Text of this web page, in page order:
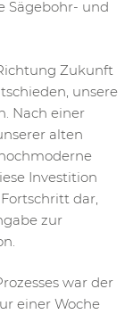
Sägebohr- und
Zukunft
unsere
Nach einer
alten
Investition
dar,
zur
war der
einer Woche